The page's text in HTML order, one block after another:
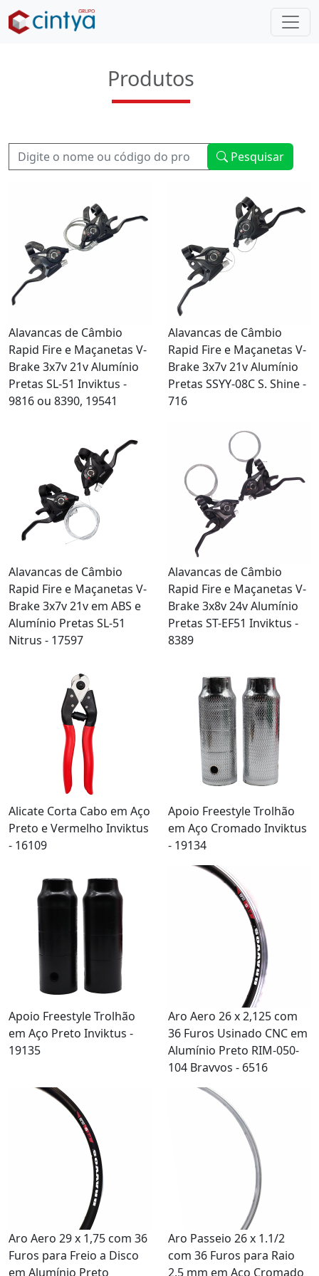
Produtos
Pesquisar
Alavancas de Câmbio
Rapid Fire e Maçanetas V-
Brake 3x7v 21v Alumínio
Pretas SL-51 Inviktus -
9816 ou 8390, 19541
Alavancas de Câmbio
Rapid Fire e Maçanetas V-
Brake 3x7v 21v Alumínio
Pretas SSYY-08C S. Shine -
716
Alavancas de Câmbio
Rapid Fire e Maçanetas V-
Brake 3x7v 21v em ABS e
Alumínio Pretas SL-51
Nitrus - 17597
Alavancas de Câmbio
Rapid Fire e Maçanetas V-
Brake 3x8v 24v Alumínio
Pretas ST-EF51 Inviktus -
8389
Alicate Corta Cabo em Aço
Preto e Vermelho Inviktus
- 16109
Apoio Freestyle Trolhão
em Aço Cromado Inviktus
- 19134
Apoio Freestyle Trolhão
em Aço Preto Inviktus -
19135
Aro Aero 26 x 2,125 com
36 Furos Usinado CNC em
Alumínio Preto RIM-050-
104 Bravvos - 6516
Aro Aero 29 x 1,75 com 36
Furos para Freio a Disco
em Alumínio Preto
Aro Passeio 26 x 1.1/2
com 36 Furos para Raio
2,5 mm em Aço Cromado